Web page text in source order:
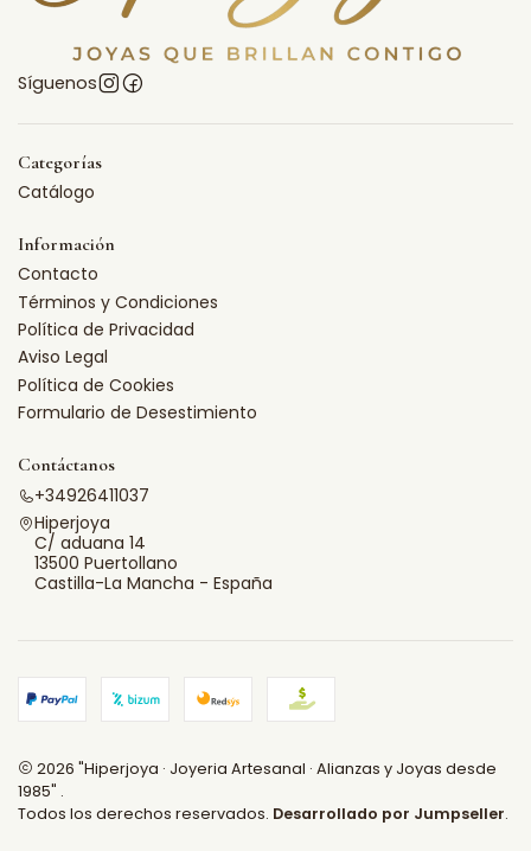
Síguenos
Categorías
Catálogo
Información
Contacto
Términos y Condiciones
Política de Privacidad
Aviso Legal
Política de Cookies
Formulario de Desestimiento
Contáctanos
+34926411037
Hiperjoya
C/ aduana 14
13500 Puertollano
Castilla-La Mancha - España
2026 "Hiperjoya · Joyeria Artesanal · Alianzas y Joyas desde
1985" .
Todos los derechos reservados. Desarrollado por Jumpseller.